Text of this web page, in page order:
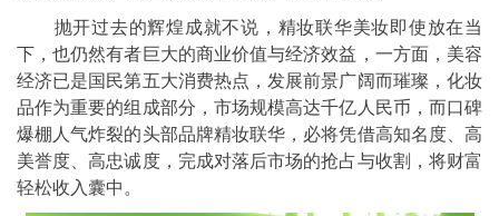
抛开过去的辉煌成就不说，精妆联华美妆即使放在当
下，也仍然有者巨大的商业价值与经济效益，一方面，美容
经济已是国民第五大消费热点，发展前景广阔而璀璨，化妆
品作为重要的组成部分，市场规模高达千亿人民币，而口碑
爆棚人气炸裂的头部品牌精妆联华，必将凭借高知名度、高
美誉度、高忠诚度，完成对落后市场的抢占与收割，将财富
轻松收入囊中。